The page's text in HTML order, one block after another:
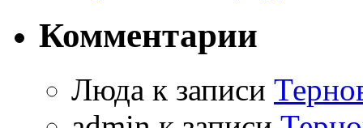
Комментарии
Люда к записи